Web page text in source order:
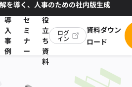
を導く、人事のための社内版生成
導
入
事
例
セ
ミ
ナ
ー
お
役
立
ち
資
料
ログ
イン
資料ダウン
ロード